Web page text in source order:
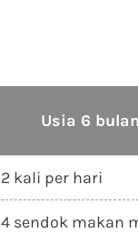
Usia 6
2 kali per hari
4 sendok makan